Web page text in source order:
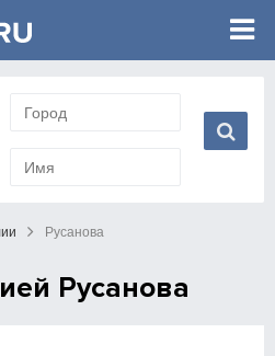
Русанова
Русанова